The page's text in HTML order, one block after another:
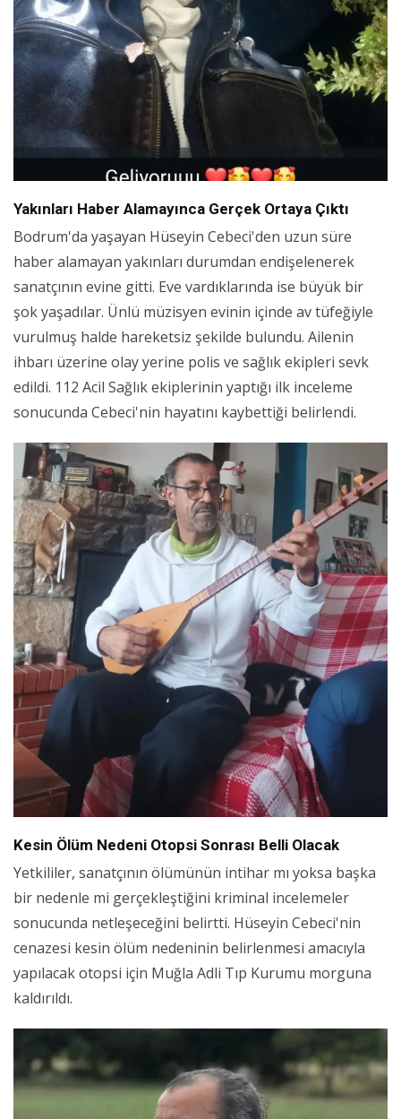
Yakınları Haber Alamayınca Gerçek Ortaya Çıktı
Bodrum'da yaşayan Hüseyin Cebeci'den uzun süre
haber alamayan yakınları durumdan endişelenerek
sanatçının evine gitti. Eve vardıklarında ise büyük bir
şok yaşadılar. Ünlü müzisyen evinin içinde av tüfeğiyle
vurulmuş halde hareketsiz şekilde bulundu. Ailenin
ihbarı üzerine olay yerine polis ve sağlık ekipleri sevk
edildi. 112 Acil Sağlık ekiplerinin yaptığı ilk inceleme
sonucunda Cebeci'nin hayatını kaybettiği belirlendi.
Kesin Ölüm Nedeni Otopsi Sonrası Belli Olacak
Yetkililer, sanatçının ölümünün intihar mı yoksa başka
bir nedenle mi gerçekleştiğini kriminal incelemeler
sonucunda netleşeceğini belirtti. Hüseyin Cebeci'nin
cenazesi kesin ölüm nedeninin belirlenmesi amacıyla
yapılacak otopsi için Muğla Adli Tıp Kurumu morguna
kaldırıldı.